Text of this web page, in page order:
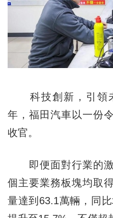
科技創新，引領
年，福田汽車以一份
收官。
即便面對行業的激
個主要業務板塊均取
量達到63.1萬輛，同